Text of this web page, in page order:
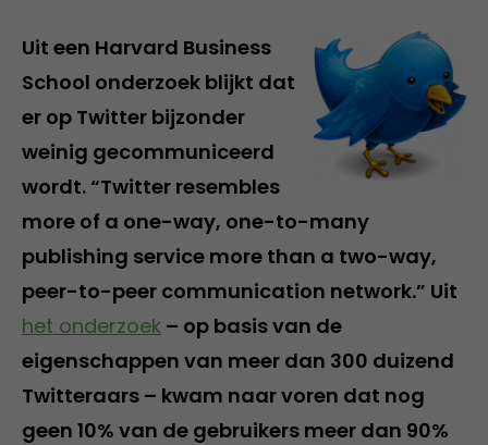
Uit een Harvard Business
School onderzoek blijkt dat
er op Twitter bijzonder
weinig gecommuniceerd
wordt. “Twitter resembles
more of a one-way, one-to-many
publishing service more than a two-way,
peer-to-peer communication network.” Uit
het onderzoek – op basis van de
eigenschappen van meer dan 300 duizend
Twitteraars – kwam naar voren dat nog
geen 10% van de gebruikers meer dan 90%